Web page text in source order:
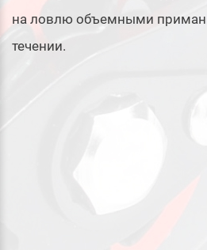
на ловлю объемными
течении.